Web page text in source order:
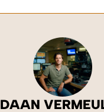
DAAN